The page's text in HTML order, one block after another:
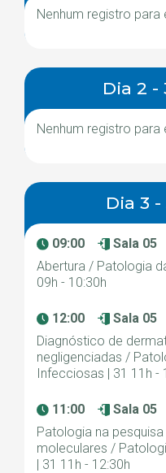
Nenhum registro para
Dia 2 -
Nenhum registro para
Dia 3
09:00
Sala 05
Abertura / Patologia
09h - 10:30h
12:00
Sala 05
Diagnóstico de
negligenciadas /
Infecciosas | 31 11h -
11:00
Sala 05
Patologia na
moleculares /
| 31 11h - 12:30h